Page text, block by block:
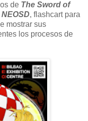
de The Sword of
NEOSD, flashcart para
mostrar sus
los procesos de